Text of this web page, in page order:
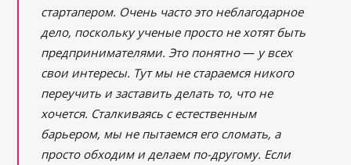
стартапером. Очень часто это неблагодарное
дело, поскольку ученые просто не хотят быть
предпринимателями. Это понятно— у всех
свои интересы. Тут мы не стараемся никого
переучить и заставить делать то, что не
хочется. Сталкиваясь с естественным
барьером, мы не пытаемся его сломать, а
просто обходим и делаем по-другому. Если